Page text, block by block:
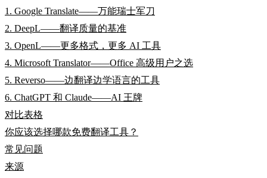
1. Google Translate——万能瑞士军刀
2. DeepL——翻译质量的基准
3. OpenL——更多格式，更多 AI 工具
4. Microsoft Translator——Office 高级用户之选
5. Reverso——边翻译边学语言的工具
6. ChatGPT 和 Claude——AI 王牌
对比表格
你应该选择哪款免费翻译工具？
常见问题
来源